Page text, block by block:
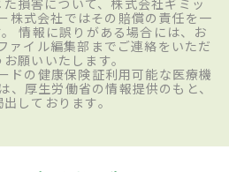
損害について、株式会社ギミッ
株式会社ではその賠償の責任を一
情報に誤りがある場合には、お
ァイル編集部までご連絡をいただ
願いいたします。
ドの健康保険証利用可能な医療機
、厚生労働省の情報提供のもと、
しております。